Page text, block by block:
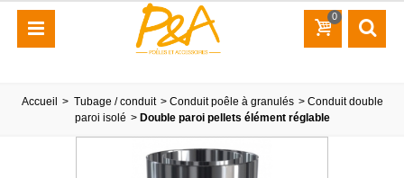
0
Accueil > Tubage / conduit > Conduit poêle à granulés > Conduit double
paroi isolé > Double paroi pellets élément réglable